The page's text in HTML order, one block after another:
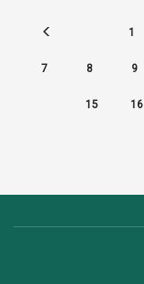
1
7 8 9
15 16